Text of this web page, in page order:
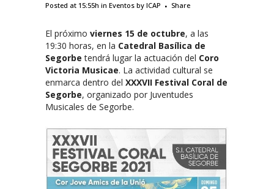
Posted at 15:55h in Eventos by ICAP Share
El próximo viernes 15 de octubre, a las
19:30 horas, en la Catedral Basílica de
Segorbe tendrá lugar la actuación del Coro
Victoria Musicae. La actividad cultural se
enmarca dentro del XXXVII Festival Coral de
Segorbe, organizado por Juventudes
Musicales de Segorbe.